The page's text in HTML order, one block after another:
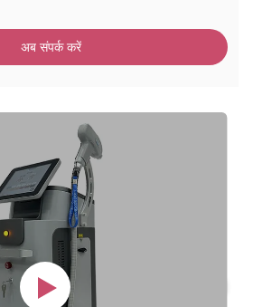
अब संपर्क करें